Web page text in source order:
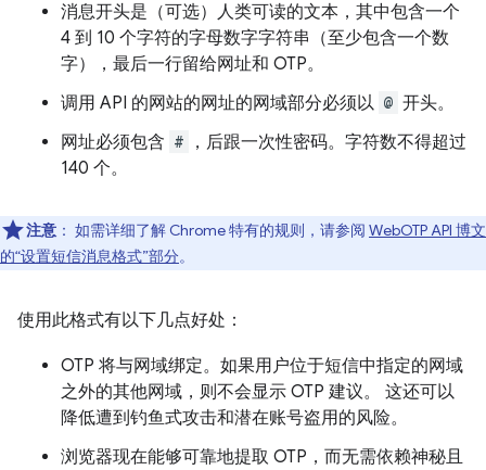
消息开头是（可选）人类可读的文本，其中包含一个
4 到 10 个字符的字母数字字符串（至少包含一个数
字），最后一行留给网址和 OTP。
调用 API 的网站的网址的网域部分必须以 @ 开头。
网址必须包含 #
，后跟一次性密码。字符数不得超过
140 个。
注意 ： 如需详细了解 Chrome 特有的规则，请参阅 WebOTP API 博文
的“设置短信消息格式”部分。
使用此格式有以下几点好处：
OTP 将与网域绑定。如果用户位于短信中指定的网域
之外的其他网域，则不会显示 OTP 建议。 这还可以
降低遭到钓鱼式攻击和潜在账号盗用的风险。
浏览器现在能够可靠地提取 OTP，而无需依赖神秘且